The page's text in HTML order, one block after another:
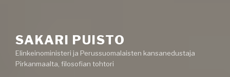
SAKARI PUISTO
Elinkeinoministeri ja Perussuomalaisten kansanedustaja
Pirkanmaalta, filosofian tohtori